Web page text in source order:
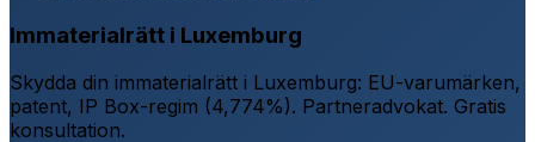
Immaterialrätt i Luxemburg
Skydda din immaterialrätt i Luxemburg: EU-varumärken,
patent, IP Box-regim (4,774%). Partneradvokat. Gratis
konsultation.